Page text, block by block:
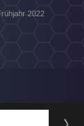
2022